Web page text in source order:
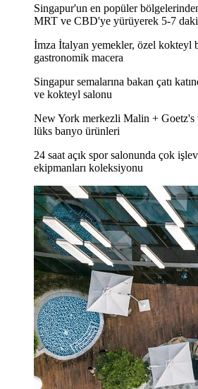
Singapur'un en popüler
MRT ve CBD'ye yürüyerek 5-7
İmza İtalyan yemekler, özel kokteyl
gastronomik macera
Singapur semalarına bakan çatı
ve kokteyl salonu
New York merkezli Malin + Goetz's
lüks banyo ürünleri
24 saat açık spor salonunda çok
ekipmanları koleksiyonu